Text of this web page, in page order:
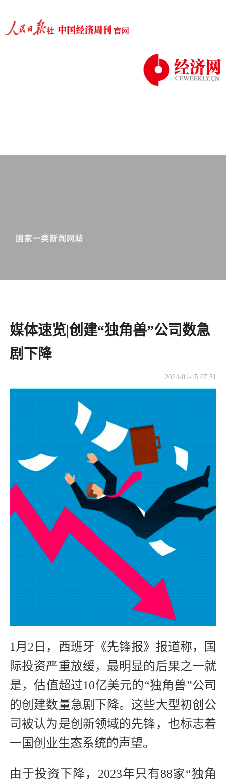
媒体速览|创建“独角兽”公司数急
剧下降
2024-01-15 07:51
1月2日，西班牙《先锋报》报道称，国
际投资严重放缓，最明显的后果之一就
是，估值超过10亿美元的“独角兽”公司
的创建数量急剧下降。这些大型初创公
司被认为是创新领域的先锋，也标志着
一国创业生态系统的声望。
由于投资下降，2023年只有88家“独角